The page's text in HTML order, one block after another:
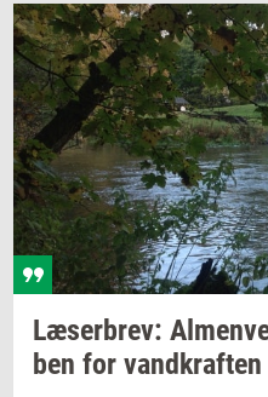
Læ­ser­brev:
ben for vand­kraf­ten